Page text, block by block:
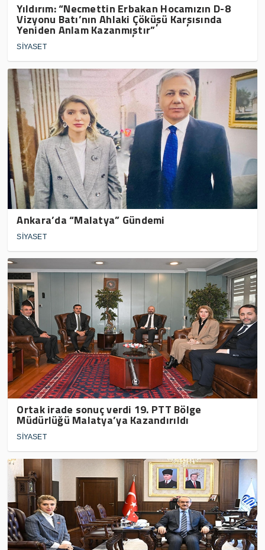
Yıldırım: “Necmettin Erbakan Hocamızın D-8
Vizyonu Batı’nın Ahlaki Çöküşü Karşısında
Yeniden Anlam Kazanmıştır”
SİYASET
Ankara’da “Malatya” Gündemi
SİYASET
Ortak irade sonuç verdi 19. PTT Bölge
Müdürlüğü Malatya’ya Kazandırıldı
SİYASET